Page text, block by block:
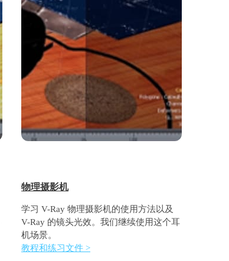
物理摄影机
学习 V-Ray 物理摄影机的使用方法以及
V-Ray 的镜头光效。我们继续使用这个耳
机场景。
教程和练习文件 >